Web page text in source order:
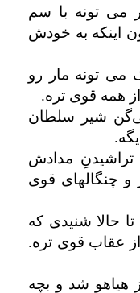
می تونه با سم
اینکه به خودش
تونه مار رو
همه قوی تره.
شیر سلطان
تراشیدنِ مدادش
چنگالهای قوی
حالا شنیدی که
از عقاب قوی تره.
هیاهو شد و بچه